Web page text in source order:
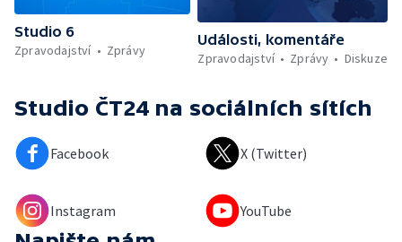
Studio 6
Zpravodajství
Zprávy
Události, komentáře
Zpravodajství
Zprávy Diskuze
Studio ČT24 na sociálních sítích
Facebook X (Twitter)
Instagram YouTube